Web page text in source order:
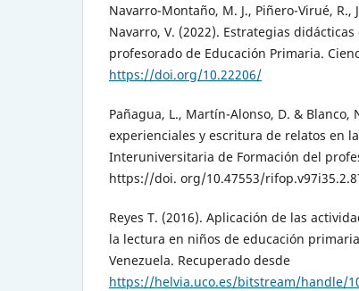
Navarro-Montaño, M. J., Piñero-Virué, R.,
Navarro, V. (2022). Estrategias
profesorado de Educación Primaria.
https://doi.org/10.22206/
Pañagua, L., Martín-Alonso, D. & Blanco,
experienciales y escritura de relatos en
Interuniversitaria de Formación del
https://doi. org/10.47553/
Reyes T. (2016). Aplicación de las
la lectura en niños de educación
Venezuela. Recuperado desde
https://helvia.uco.es/bitstream/handle/